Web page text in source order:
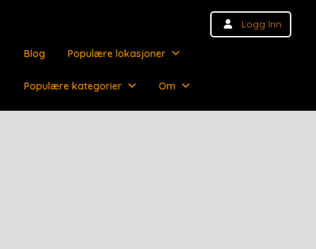
Logg Inn
Blog Populære lokasjoner
Populære kategorier Om